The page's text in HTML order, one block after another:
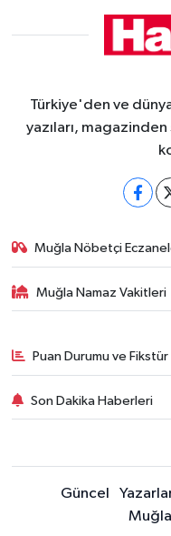
Türkiye'den ve
yazıları,
Muğla Nöbetçi
Muğla Namaz Vakitleri
Puan Durumu ve Fikstür
Son Dakika Haberleri
Güncel